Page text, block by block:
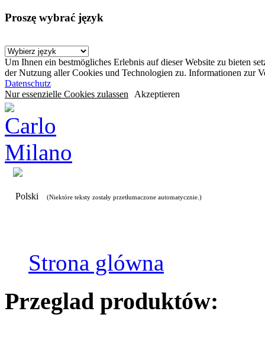
Proszę wybrać język
Um Ihnen ein bestmögliches Erlebnis auf dieser Website zu bieten
der Nutzung aller Cookies und Technologien zu. Informationen zur
Datenschutz
Nur essenzielle Cookies zulassen Akzeptieren
Polski (Niektóre teksty zostały przetłumaczone automatycznie.)
Strona glówna
Przeglad produktów: